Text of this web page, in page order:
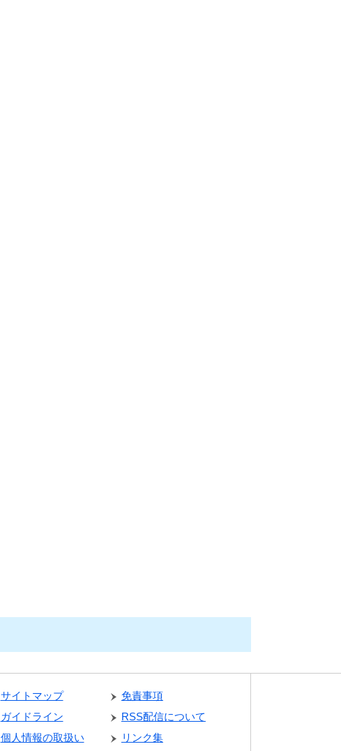
サイトマップ
免責事項
ガイドライン
RSS配信について
個人情報の取扱い
リンク集